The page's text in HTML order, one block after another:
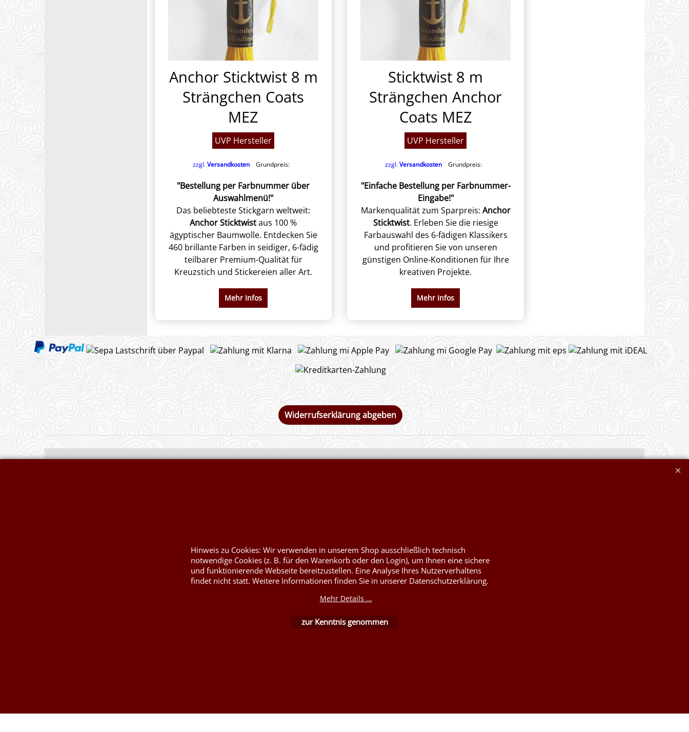
Anchor Sticktwist 8 m
Strängchen Coats
MEZ
UVP Hersteller
zzgl.Versandkosten Grundpreis:
"Bestellung per Farbnummer über
Auswahlmenü!"
Das beliebteste Stickgarn weltweit:
Anchor Sticktwistaus 100 %
ägyptischer Baumwolle. Entdecken Sie
460 brillante Farben in seidiger, 6-fädig
teilbarer Premium-Qualität für
Kreuzstich und Stickereien aller Art.
Mehr Infos
Sticktwist 8 m
Strängchen Anchor
Coats MEZ
UVP Hersteller
zzgl.Versandkosten Grundpreis:
"Einfache Bestellung per Farbnummer-
Eingabe!"
Markenqualität zum Sparpreis: Anchor
Sticktwist. Erleben Sie die riesige
Farbauswahl des 6-fädigen Klassikers
und profitieren Sie von unseren
günstigen Online-Konditionen für Ihre
kreativen Projekte.
Mehr Infos
Widerrufserklärung abgeben
WebShop erstellt mit ShopFactory Shop Software.
Hinweis zu Cookies: Wir verwenden in unserem Shop ausschließlich technisch
notwendige Cookies (z. B. für den Warenkorb oder den Login), um Ihnen eine sichere
und funktionierende Webseite bereitzustellen. Eine Analyse Ihres Nutzerverhaltens
findet nicht statt. Weitere Informationen finden Sie in unserer Datenschutzerklärung.
Mehr Details ...
zur Kenntnis genommen